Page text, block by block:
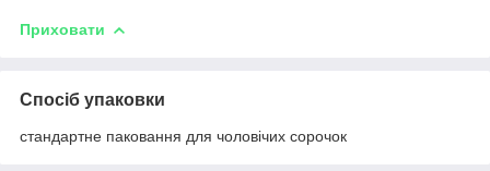
Приховати
Спосіб упаковки
стандартне паковання для чоловічих сорочок